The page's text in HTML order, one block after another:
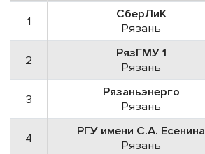
1
СберЛиК
Рязань
2
РязГМУ 1
Рязань
3
Рязаньэнерго
Рязань
4
РГУ имени С.А. Есенина
Рязань